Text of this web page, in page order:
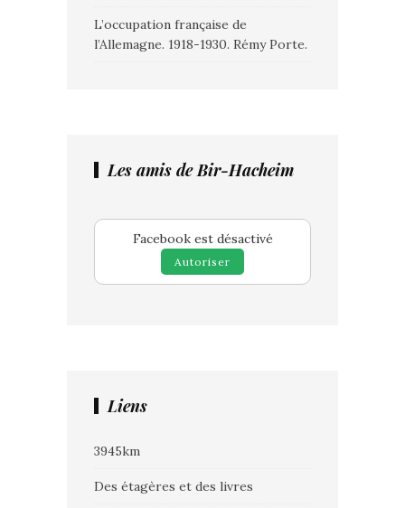
L’occupation française de
l’Allemagne. 1918-1930. Rémy Porte.
Les amis de Bir-Hacheim
Facebook est désactivé
Autoriser
Liens
3945km
Des étagères et des livres